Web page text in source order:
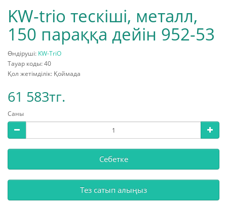
KW-trio тескіші, металл,
150 параққа дейін 952-53
Өндіруші: KW-TriO
Тауар коды: 40
Қол жетімділік: Қоймада
61 583тг.
Саны
Себетке
Тез сатып алыңыз